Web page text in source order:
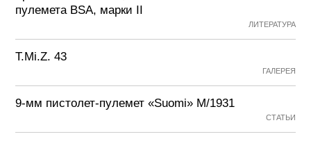
пулемета BSA, марки II
ЛИТЕРАТУРА
T.Mi.Z. 43
ГАЛЕРЕЯ
9-мм пистолет-пулемет «Suomi» М/1931
СТАТЬИ